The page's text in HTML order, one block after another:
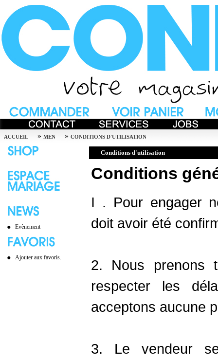
ACCUEIL » MEN » CONDITIONS D'UTILISATION
Evènement
Ajouter aux favoris.
Conditions d'utilisation
Conditions
I . Pour engager
doit avoir été
2. Nous prenons
respecter les
acceptons aucune
3. Le vendeur